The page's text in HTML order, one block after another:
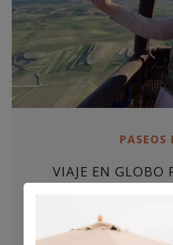
PASEOS
VIAJE EN GLOBO